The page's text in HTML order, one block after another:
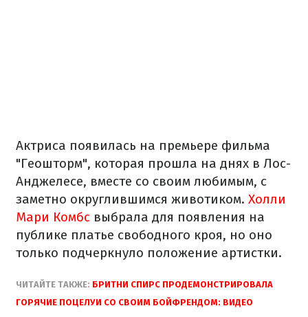
Актриса появилась на премьере фильма
"Геошторм", которая прошла на днях в Лос-
Анджелесе, вместе со своим любимым, с
заметно округлившимся животиком. Холли
Мари Комбс выбрала для появления на
публике платье свободного кроя, но оно
только подчеркнуло положение артистки.
ЧИТАЙТЕ ТАКЖЕ: БРИТНИ СПИРС ПРОДЕМОНСТРИРОВАЛА
ГОРЯЧИЕ ПОЦЕЛУИ СО СВОИМ БОЙФРЕНДОМ: ВИДЕО